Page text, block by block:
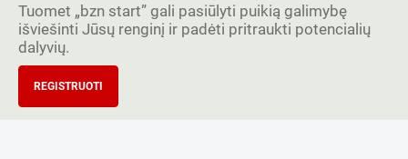
Tuomet „bzn start” gali pasiūlyti puikią galimybę
išviešinti Jūsų renginį ir padėti pritraukti potencialių
dalyvių.
REGISTRUOTI